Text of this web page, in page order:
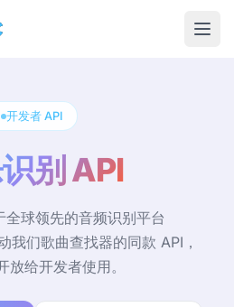
开发者 API
别 API
球领先的音频识别平台
我们歌曲查找器的同款 API，
放给开发者使用。